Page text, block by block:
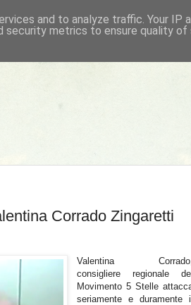
Corrado Zingaretti
Valentina Corrado,
consigliere regionale
Movimento 5 Stelle
seriamente e duramente
and to analyze traffic. Your IP
security metrics to ensure quality of